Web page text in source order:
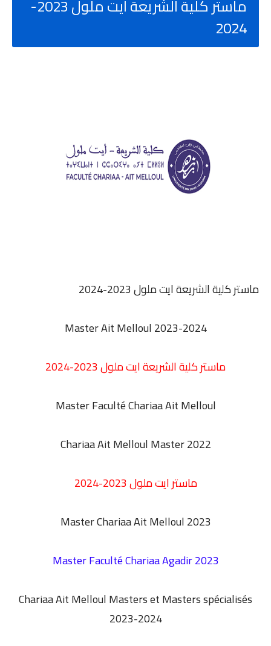
ماستر كلية الشريعة ايت ملول 2023-
2024
ماستر كلية الشريعة ايت ملول 2023-2024
Master Ait Melloul 2023-2024
ماستر كلية الشريعة ايت ملول 2023-2024
Master Faculté Chariaa Ait Melloul
Chariaa Ait Melloul Master 2022
ماستر ايت ملول 2023-2024
Master Chariaa Ait Melloul 2023
Master Faculté Chariaa Agadir 2023
Chariaa Ait Melloul Masters et Masters spécialisés
2023-2024